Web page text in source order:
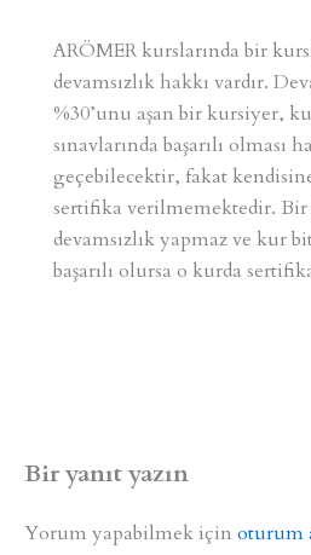
ARÖMER kurslarında bir
devamsızlık hakkı vardır.
%30’unu aşan bir kursiyer,
sınavlarında başarılı olması
geçebilecektir, fakat
sertifika verilmemektedir. Bir
devamsızlık yapmaz ve kur
başarılı olursa o kurda
Bir yanıt yazın
Yorum yapabilmek için oturum